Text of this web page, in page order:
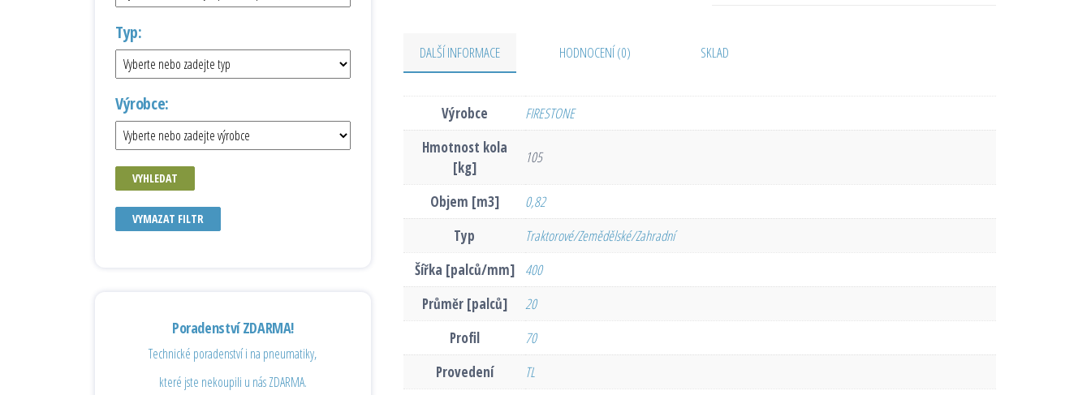
DALŠÍ INFORMACE HODNOCENÍ (0) SKLAD
Výrobce
FIRESTONE
Hmotnost kola
[kg]
105
Objem [m3]
0,82
Typ
Traktorové/Zemědělské/Zahradní
Šířka [palců/mm]
400
Průměr [palců]
20
Profil
70
Provedení
TL
Typ:
Výrobce:
VYHLEDAT
VYMAZAT FILTR
Poradenství ZDARMA!
Technické poradenství i na pneumatiky,
které jste nekoupili u nás ZDARMA.